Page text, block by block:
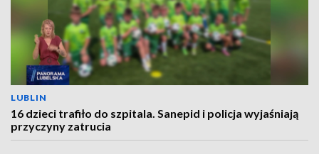
LUBLIN
16 dzieci trafiło do szpitala. Sanepid i policja wyjaśniają
przyczyny zatrucia